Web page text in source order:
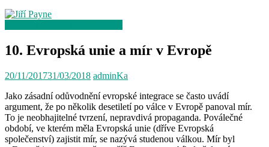
10. Evropská unie a mír v Evropě
20/11/201731/03/2018 adminKa
Jako zásadní odůvodnění evropské integrace se často uvádí
argument, že po několik desetiletí po válce v Evropě panoval mír.
To je neobhajitelné tvrzení, nepravdivá propaganda. Poválečné
období, ve kterém měla Evropská unie (dříve Evropská
společenství) zajistit mír, se nazývá studenou válkou. Mír byl